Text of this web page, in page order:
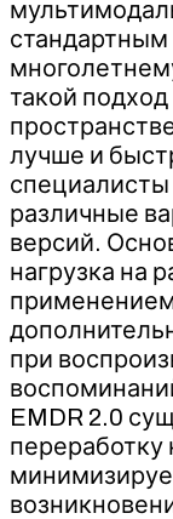
такой
лучше и
различные
версий.
нагрузка на
при
EMDR 2.0
переработку